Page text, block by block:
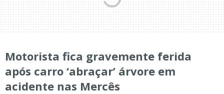
Motorista fica gravemente ferida
após carro ‘abraçar’ árvore em
acidente nas Mercês